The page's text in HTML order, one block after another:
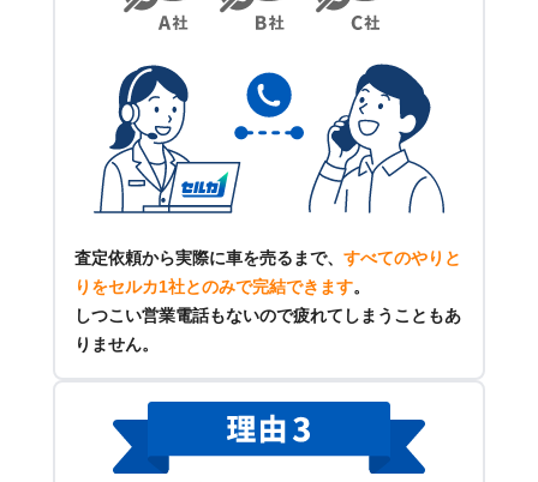
査定依頼から実際に車を売るまで、 すべてのやりと
りをセルカ1社とのみで完結できます。
しつこい営業電話もないので疲れてしまうこともあ
りません。